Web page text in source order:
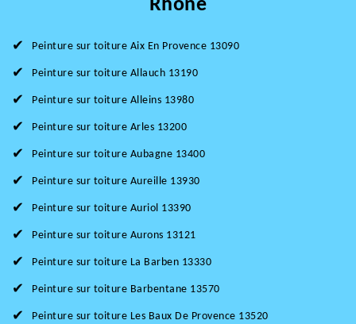
Rhône
Peinture sur toiture Aix En Provence 13090
Peinture sur toiture Allauch 13190
Peinture sur toiture Alleins 13980
Peinture sur toiture Arles 13200
Peinture sur toiture Aubagne 13400
Peinture sur toiture Aureille 13930
Peinture sur toiture Auriol 13390
Peinture sur toiture Aurons 13121
Peinture sur toiture La Barben 13330
Peinture sur toiture Barbentane 13570
Peinture sur toiture Les Baux De Provence 13520